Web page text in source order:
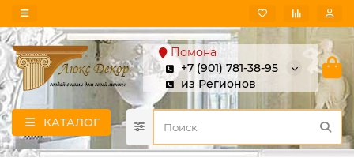
Помона
+7 (901) 781-38-95
из Регионов
КАТАЛОГ